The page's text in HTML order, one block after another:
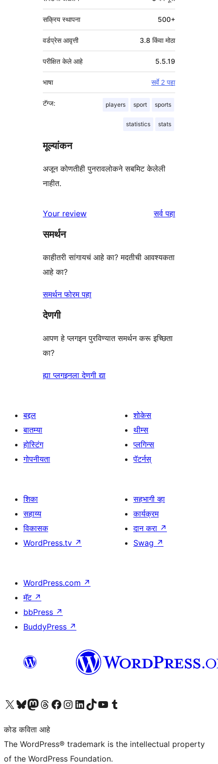
सक्रिय स्थापना 500+
वर्डप्रेस आवृत्ती 3.8 किंवा मोठा
परीक्षित केले आहे 5.5.19
भाषा सर्वे 2 पहा
टॅग्ज: players sport sports
statistics stats
मूल्यांकन
अजून कोणतीही पुनरावलोकने सबमिट केलेली
नाहीत.
Your review सर्वपुनरावलोकने
पहा
समर्थन
काहीतरी सांगायचं आहे का? मदतीची आवश्यकता
आहे का?
समर्थन फोरम पहा
देणगी
आपण हे प्लगइन पुरविण्यात समर्थन करू इच्छिता
का?
ह्या प्लगइनला देणगी द्या
बद्दल
बातम्या
होस्टिंग
गोपनीयता
शोकेस
थीम्स
प्लगिन्स
पॅटर्नस्
शिका
सहाय्य
विकासक
WordPress.tv ↗
सहभागी व्हा
कार्यक्रम
दान करा ↗
Swag ↗
WordPress.com ↗
मॅट ↗
bbPress ↗
BuddyPress ↗
आमच्या X (एक्स) (पूर्वीचे ट्विटर) खात्याला भेट द्या आमच्या ब्लूस्की खात्याला भेट द्या.आमच्या Mastodon खात्याला भेट द्या.आमच्या थ्रेड्स खात्याला भेट द्या. आमच्या फेसबुक पेजला भेट द्या आमच्या इंस्टाग्राम खात्याला भेट द्या आमच्या लिंक्डइन खात्याला भेट द्या आमच्या टिकटॉक अकाउंटला भेट द्या.आमच्या यूट्यूब चॅनेलला भेट द्या आमच्या टंबलर खात्याला भेट द्या.
कोड कविता आहे
The WordPress® trademark is the intellectual property
of the WordPress Foundation.